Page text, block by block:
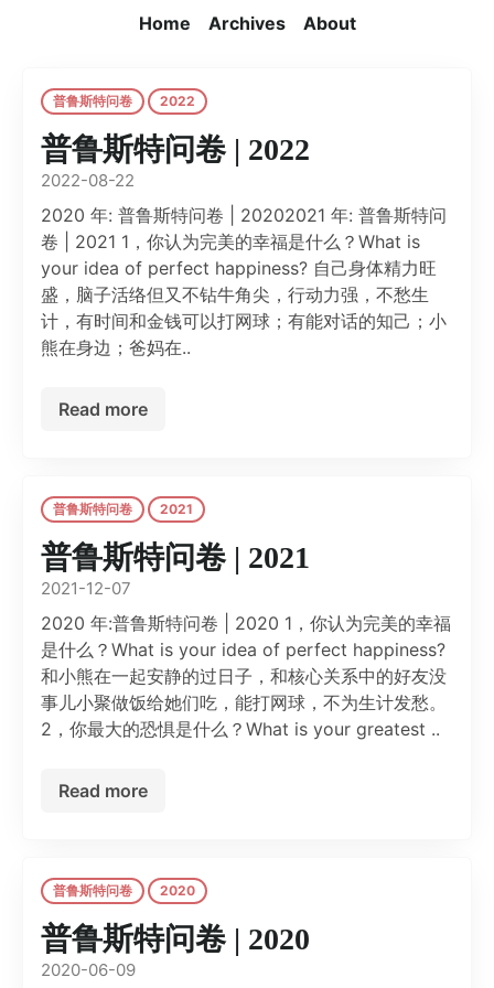
Home Archives About
普鲁斯特问卷 2022
普鲁斯特问卷 | 2022
2022-08-22
2020 年: 普鲁斯特问卷 | 20202021 年: 普鲁斯特问
卷 | 2021 1，你认为完美的幸福是什么？What is
your idea of perfect happiness? 自己身体精力旺
盛，脑子活络但又不钻牛角尖，行动力强，不愁生
计，有时间和金钱可以打网球；有能对话的知己；小
熊在身边；爸妈在..
Read more
普鲁斯特问卷 2021
普鲁斯特问卷 | 2021
2021-12-07
2020 年:普鲁斯特问卷 | 2020 1，你认为完美的幸福
是什么？What is your idea of perfect happiness?
和小熊在一起安静的过日子，和核心关系中的好友没
事儿小聚做饭给她们吃，能打网球，不为生计发愁。
2，你最大的恐惧是什么？What is your greatest ..
Read more
普鲁斯特问卷 2020
普鲁斯特问卷 | 2020
2020-06-09